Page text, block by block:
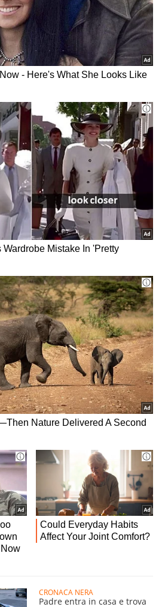
CRONACA NERA
Padre entra in casa e trova